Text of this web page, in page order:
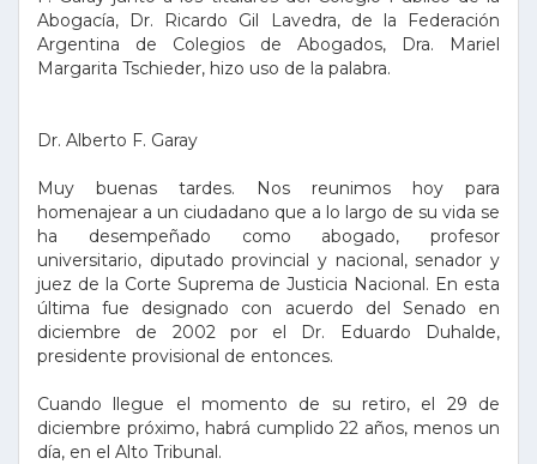
Abogacía, Dr. Ricardo Gil Lavedra, de la Federación
Argentina de Colegios de Abogados, Dra. Mariel
Margarita Tschieder, hizo uso de la palabra.
Dr. Alberto F. Garay
Muy buenas tardes. Nos reunimos hoy para
homenajear a un ciudadano que a lo largo de su vida se
ha desempeñado como abogado, profesor
universitario, diputado provincial y nacional, senador y
juez de la Corte Suprema de Justicia Nacional. En esta
última fue designado con acuerdo del Senado en
diciembre de 2002 por el Dr. Eduardo Duhalde,
presidente provisional de entonces.
Cuando llegue el momento de su retiro, el 29 de
diciembre próximo, habrá cumplido 22 años, menos un
día, en el Alto Tribunal.